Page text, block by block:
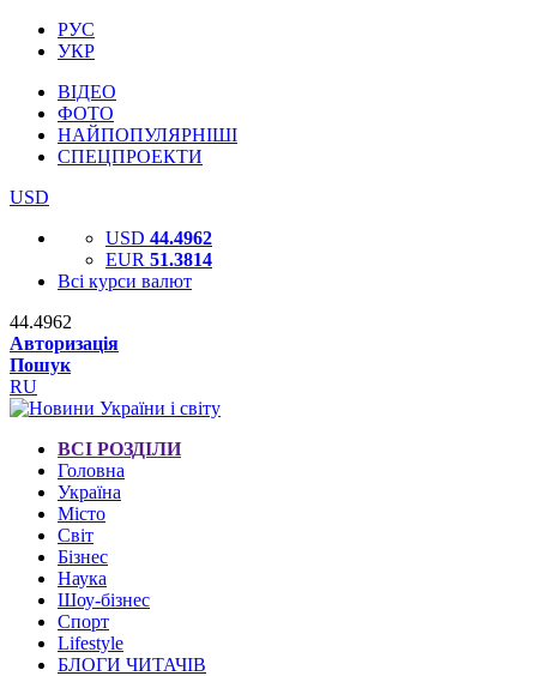
РУС
УКР
ВІДЕО
ФОТО
НАЙПОПУЛЯРНІШІ
СПЕЦПРОЕКТИ
USD
USD 44.4962
EUR 51.3814
Всі курси валют
44.4962
Авторизація
Пошук
RU
ВСІ РОЗДІЛИ
Головна
Україна
Місто
Світ
Бізнес
Наука
Шоу-бізнес
Спорт
Lifestyle
БЛОГИ ЧИТАЧІВ